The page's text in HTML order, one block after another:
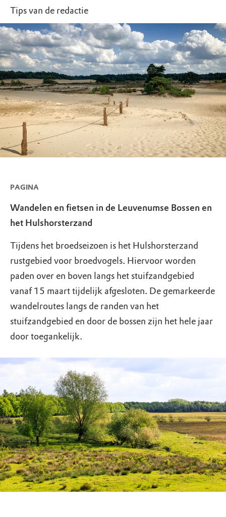
Tips van de redactie
PAGINA
Wandelen en fietsen in de Leuvenumse Bossen en
het Hulshorsterzand
Tijdens het broedseizoen is het Hulshorsterzand
rustgebied voor broedvogels. Hiervoor worden
paden over en boven langs het stuifzandgebied
vanaf 15 maart tijdelijk afgesloten. De gemarkeerde
wandelroutes langs de randen van het
stuifzandgebied en door de bossen zijn het hele jaar
door toegankelijk.